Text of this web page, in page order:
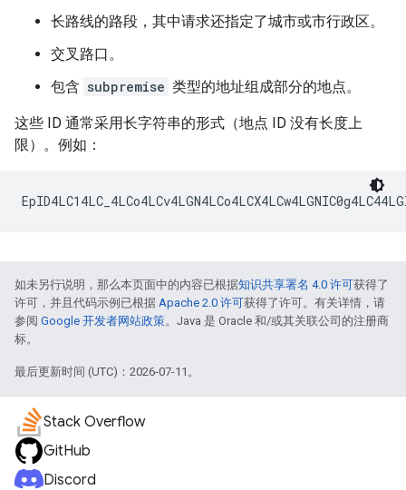
长路线的路段，其中请求还指定了城市或市行政区。
交叉路口。
包含 subpremise 类型的地址组成部分的地点。
这些 ID 通常采用长字符串的形式（地点 ID 没有长度上
限）。例如：
如未另行说明，那么本页面中的内容已根据知识共享署名 4.0 许可获得了
许可，并且代码示例已根据 Apache 2.0 许可获得了许可。有关详情，请
参阅 Google 开发者网站政策。Java 是 Oracle 和/或其关联公司的注册商
标。
最后更新时间 (UTC)：2026-07-11。
Stack Overflow
GitHub
Discord